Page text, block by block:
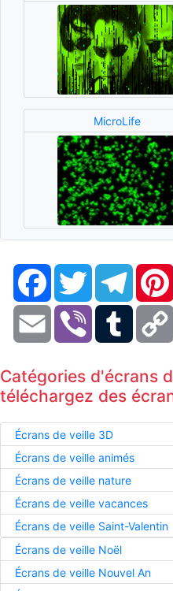
MicroLife
FacebookTwitter
Email Viber Tumblr
Catégories d'écrans
téléchargez des
Écrans de veille 3D
Écrans de veille animés
Écrans de veille nature
Écrans de veille vacances
Écrans de veille Saint-Valentin
Écrans de veille Noël
Écrans de veille Nouvel An